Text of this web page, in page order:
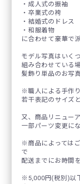
・成人式の振袖
・卒業式の袴
・結婚式のドレス
・和服着物
に合わせて豪華で
モデル写真はいく
組み合わせている
髪飾り単品のお写
※職人による手作り
若干表記のサイズ
又、商品リニュー
一部パーツ変更に
※商品によっては
で
配送までにお時間
※5,000円(税別)以